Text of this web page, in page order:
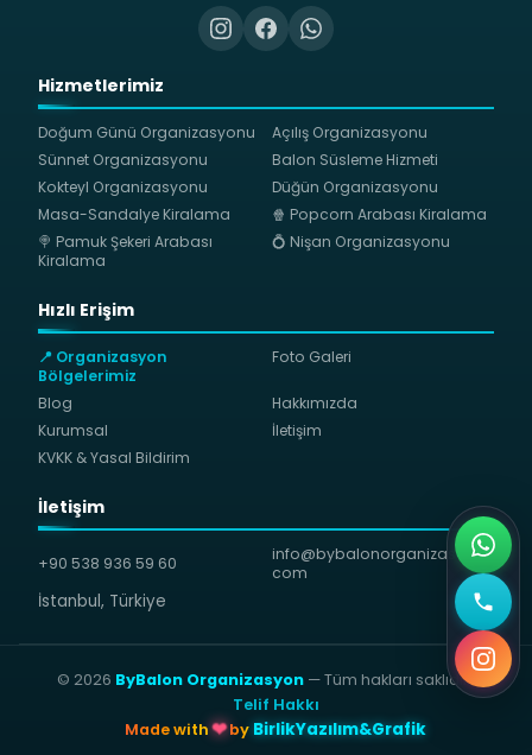
Hizmetlerimiz
Doğum Günü Organizasyonu
Açılış Organizasyonu
Sünnet Organizasyonu
Balon Süsleme Hizmeti
Kokteyl Organizasyonu
Düğün Organizasyonu
Masa-Sandalye Kiralama
🍿 Popcorn Arabası Kiralama
🍭 Pamuk Şekeri Arabası
Kiralama
💍 Nişan Organizasyonu
Hızlı Erişim
📍 Organizasyon
Bölgelerimiz
Foto Galeri
Blog
Hakkımızda
Kurumsal
İletişim
KVKK & Yasal Bildirim
İletişim
+90 538 936 59 60
info@bybalonorganizasyon.
com
İstanbul, Türkiye
© 2026 ByBalon Organizasyon — Tüm hakları saklıdır.
Telif Hakkı
Made with ❤ by BirlikYazılım&Grafik